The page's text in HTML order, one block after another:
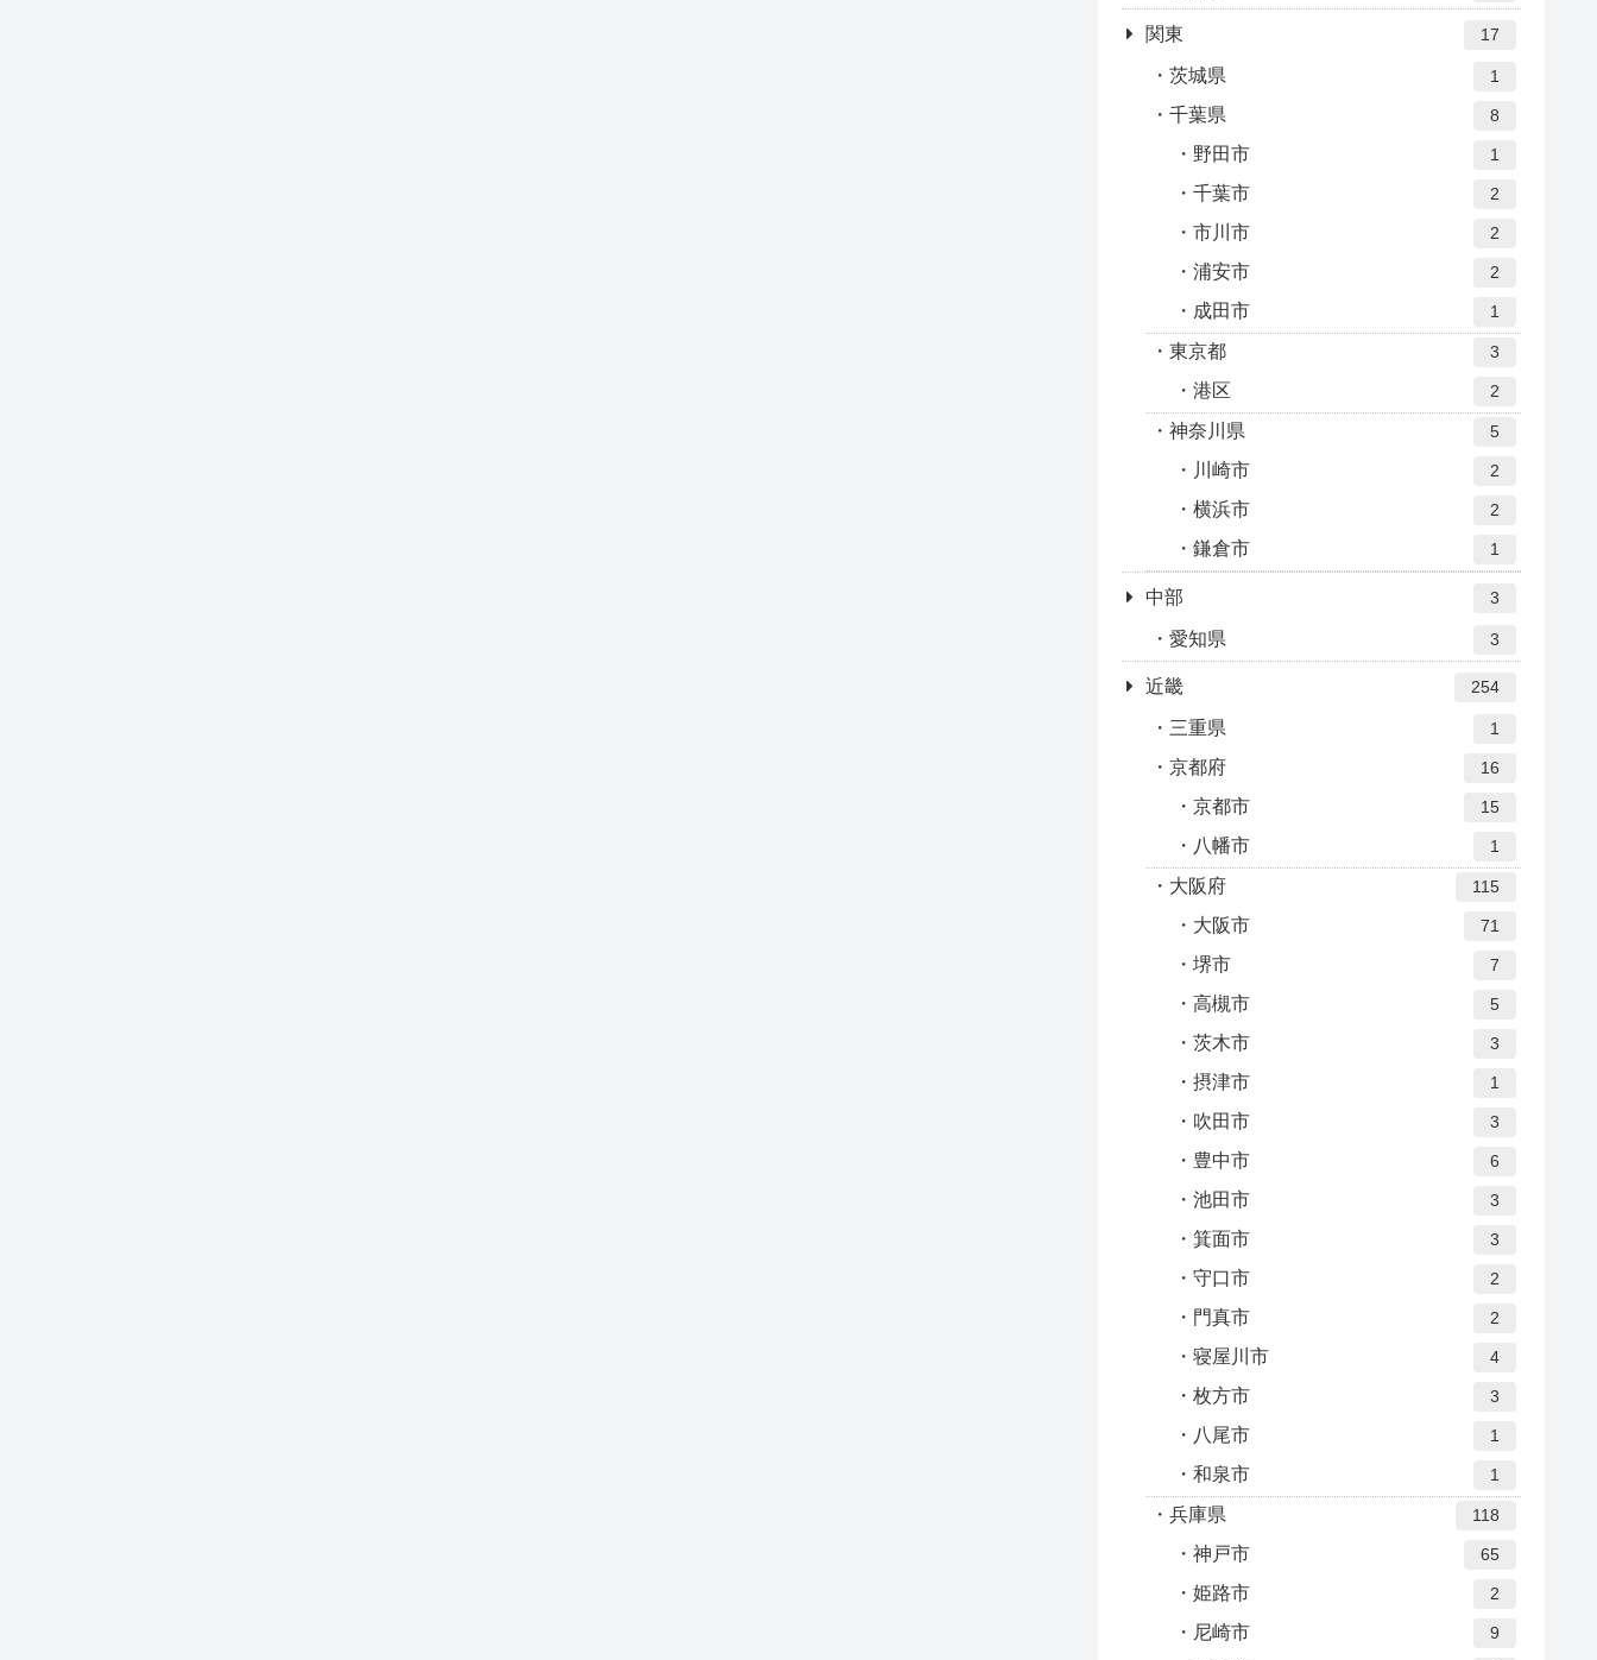
関東 17
茨城県 1
千葉県 8
野田市 1
千葉市 2
市川市 2
浦安市 2
成田市 1
東京都 3
港区 2
神奈川県 5
川崎市 2
横浜市 2
鎌倉市 1
中部 3
愛知県 3
近畿 254
三重県 1
京都府 16
京都市 15
八幡市 1
大阪府 115
大阪市 71
堺市 7
高槻市 5
茨木市 3
摂津市 1
吹田市 3
豊中市 6
池田市 3
箕面市 3
守口市 2
門真市 2
寝屋川市 4
枚方市 3
八尾市 1
和泉市 1
兵庫県 118
神戸市 65
姫路市 2
尼崎市 9